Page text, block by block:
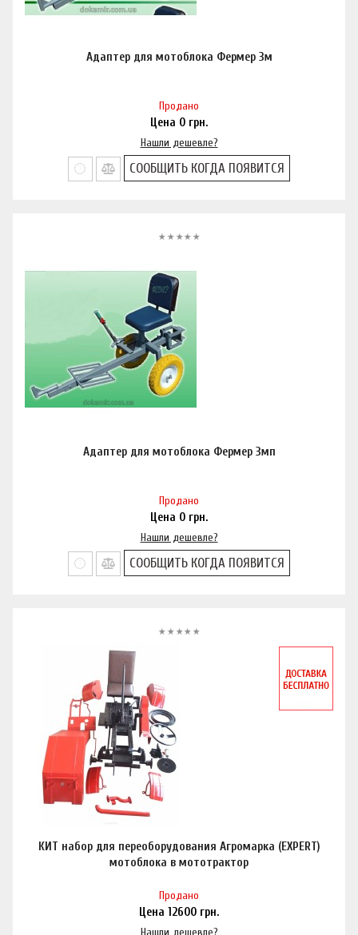
Адаптер для мотоблока Фермер 3м
Продано
Цена 0 грн.
Нашли дешевле?
СООБЩИТЬ КОГДА ПОЯВИТСЯ
Адаптер для мотоблока Фермер 3мп
Продано
Цена 0 грн.
Нашли дешевле?
СООБЩИТЬ КОГДА ПОЯВИТСЯ
КИТ набор для переоборудования Агромарка (EXPERT)
мотоблока в мототрактор
Продано
Цена 12600 грн.
Нашли дешевле?